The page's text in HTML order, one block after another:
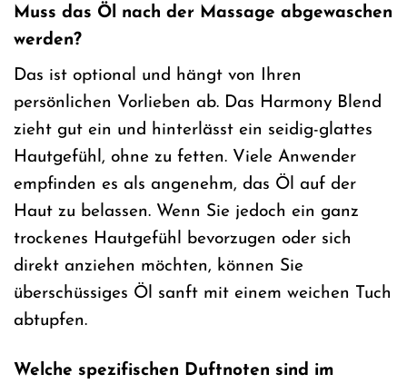
Muss das Öl nach der Massage abgewaschen
werden?
Das ist optional und hängt von Ihren
persönlichen Vorlieben ab. Das Harmony Blend
zieht gut ein und hinterlässt ein seidig-glattes
Hautgefühl, ohne zu fetten. Viele Anwender
empfinden es als angenehm, das Öl auf der
Haut zu belassen. Wenn Sie jedoch ein ganz
trockenes Hautgefühl bevorzugen oder sich
direkt anziehen möchten, können Sie
überschüssiges Öl sanft mit einem weichen Tuch
abtupfen.
Welche spezifischen Duftnoten sind im